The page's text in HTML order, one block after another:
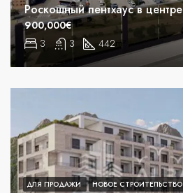
3 3 442m²
900,000€
ДЛЯ ПРОДАЖИ НОВОЕ СТРОИТЕЛЬСТВО